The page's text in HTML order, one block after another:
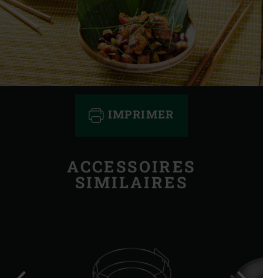
IMPRIMER
ACCESSOIRES
SIMILAIRES